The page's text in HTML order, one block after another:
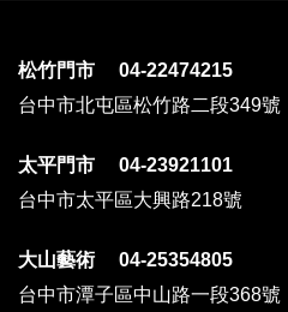
松竹門市 04-22474215
台中市北屯區松竹路二段349號
太平門市 04-23921101
台中市太平區大興路218號
大山藝術 04-25354805
台中市潭子區中山路一段368號